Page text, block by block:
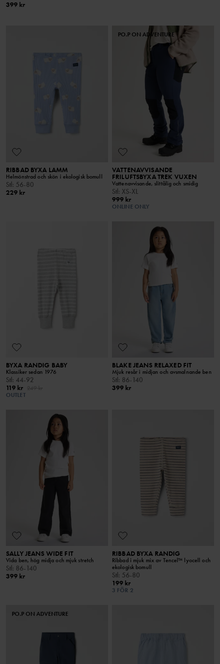
399 kr
RIBBAD BYXA LAMM
Helmönstrad och skön i ekologisk bomull
Stl: 56-80
229 kr
PO.P ON ADVENTURE
VATTENAVVISANDE
FRILUFTSBYXA TREK VUXEN
Vattenavvisande, slittålig och smidig
Stl: XS-XL
999 kr
ONLINE ONLY
BYXA RANDIG BABY
Klassiker sedan 1976
Stl: 44-92
119 kr
OUTLET
BLAKE JEANS RELAXED FIT
Mjuk resår i midjan och avsmalnande ben
Stl: 86-140
399 kr
SALLY JEANS WIDE FIT
Vida ben, hög midja och mjuk stretch
Stl: 86-140
399 kr
RIBBAD BYXA RANDIG
Ribbad i mjuk mix av Tencel™ lyocell och
ekologisk bomull
Stl: 56-80
199 kr
3 FÖR 2
PO.P ON ADVENTURE